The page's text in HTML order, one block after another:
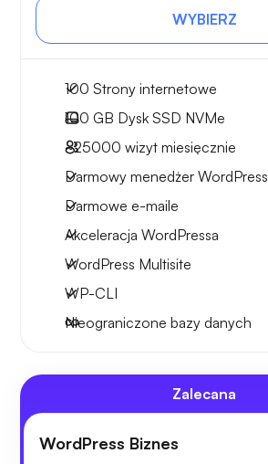
WYBIERZ
100 Strony internetowe
100 GB Dysk SSD NVMe
~25000 wizyt miesięcznie
Darmowy menedżer WordPress
Darmowe e-maile
Akceleracja WordPressa
WordPress Multisite
WP-CLI
Nieograniczone bazy danych
Zalecana
WordPress Biznes